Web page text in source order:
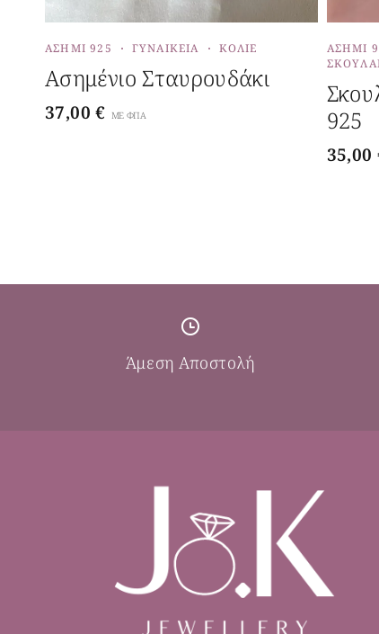
ΑΣΉΜΙ 925 ΓΥΝΑΙΚΕΊΑ ΚΟΛΙΈ
Ασημένιο Σταυρουδάκι
37,00€ ΜΕ ΦΠΑ
ΑΣΉΜΙ
925
35,00
Άμεση Αποστολή